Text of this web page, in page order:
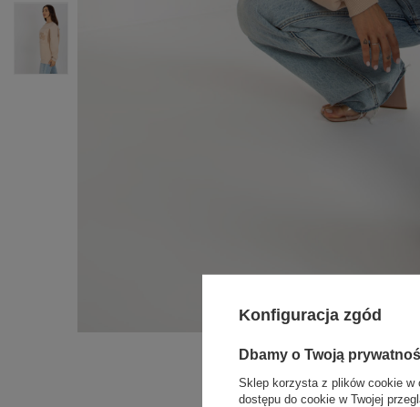
Konfiguracja zgód
Dbamy o Twoją
Sklep korzysta z plików cookie w
dostępu do cookie w Twojej